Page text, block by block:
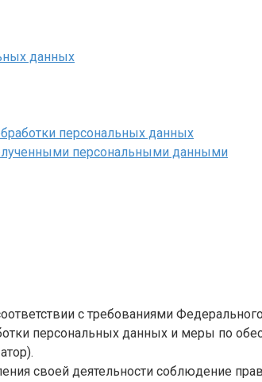
данных
персональных данных
персональными данными
с требованиями
персональных данных и меры по
своей деятельности соблюдение